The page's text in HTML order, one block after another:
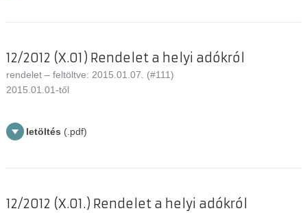
12/2012 (X.01) Rendelet a helyi adókról
rendelet – feltöltve: 2015.01.07. (#111)
2015.01.01-től
letöltés (.pdf)
12/2012 (X.01.) Rendelet a helyi adókról